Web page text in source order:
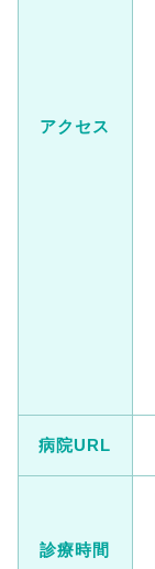
アクセス
病院URL
診療時間